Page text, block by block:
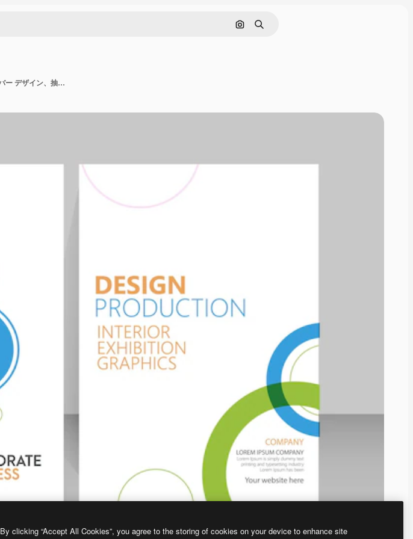
画像で検索
検索
ビジネス チラシ、ポスター、テンプレート、パンフレット、カバー デザイン、抽象的な形のグラフィックとレイアウト
By clicking “Accept All Cookies”, you agree to the storing of cookies on your device to enhance site